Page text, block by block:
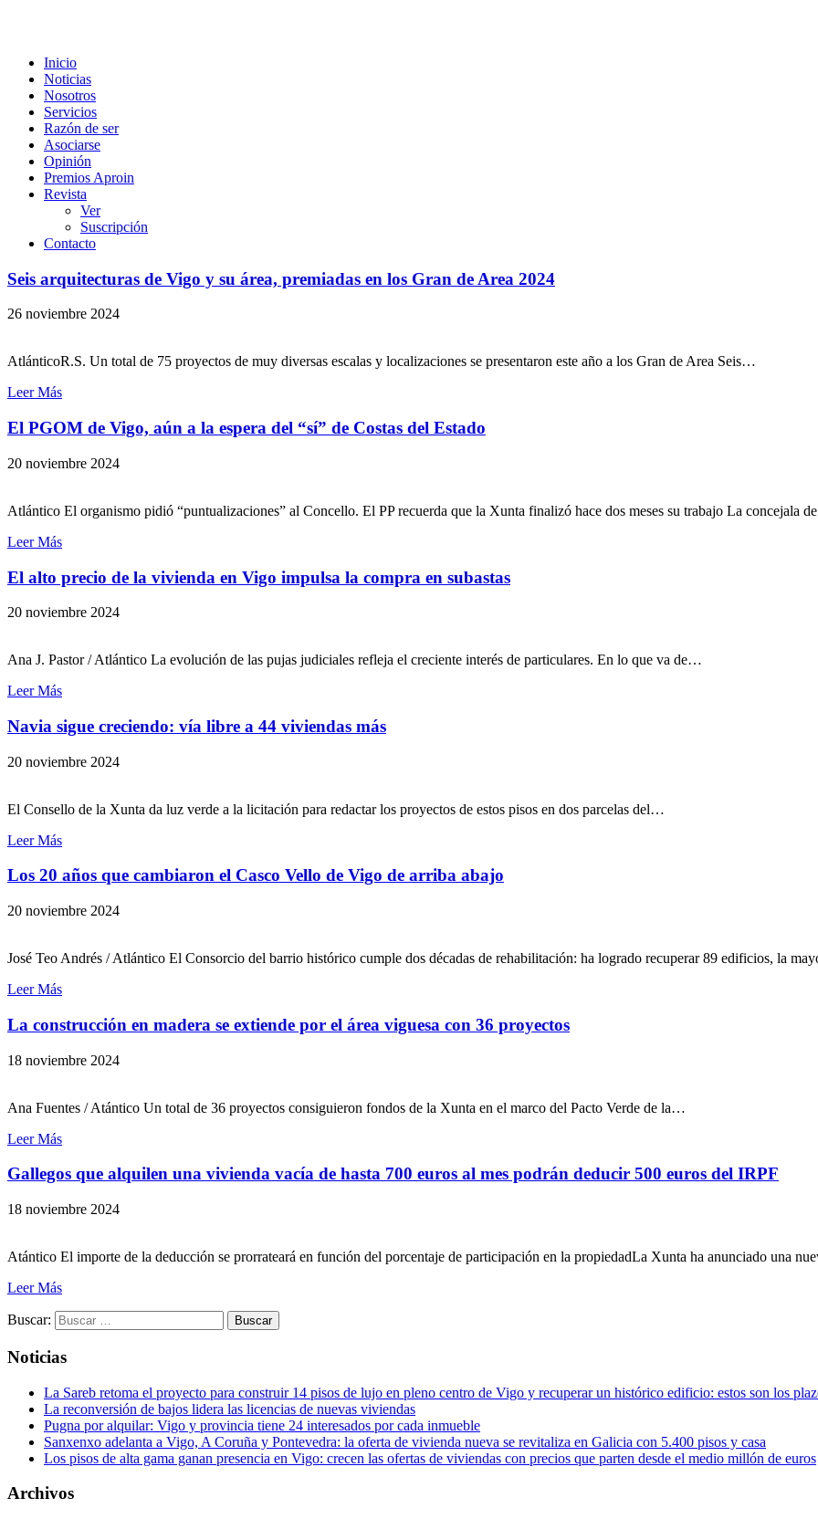
Inicio
Noticias
Nosotros
Servicios
Razón de ser
Asociarse
Opinión
Premios Aproin
Revista
Ver
Suscripción
Contacto
Seis arquitecturas de Vigo y su área, premiadas en los Gran de Area 2024
26 noviembre 2024
AtlánticoR.S. Un total de 75 proyectos de muy diversas escalas y localizaciones se presentaron este año a los Gran de Area Seis…
Leer Más
El PGOM de Vigo, aún a la espera del “sí” de Costas del Estado
20 noviembre 2024
Atlántico El organismo pidió “puntualizaciones” al Concello. El PP recuerda que la Xunta finalizó hace dos meses su trabajo La concejala
Leer Más
El alto precio de la vivienda en Vigo impulsa la compra en subastas
20 noviembre 2024
Ana J. Pastor / Atlántico La evolución de las pujas judiciales refleja el creciente interés de particulares. En lo que va de…
Leer Más
Navia sigue creciendo: vía libre a 44 viviendas más
20 noviembre 2024
El Consello de la Xunta da luz verde a la licitación para redactar los proyectos de estos pisos en dos parcelas del…
Leer Más
Los 20 años que cambiaron el Casco Vello de Vigo de arriba abajo
20 noviembre 2024
José Teo Andrés / Atlántico El Consorcio del barrio histórico cumple dos décadas de rehabilitación: ha logrado recuperar 89 edificios, la
Leer Más
La construcción en madera se extiende por el área viguesa con 36 proyectos
18 noviembre 2024
Ana Fuentes / Atántico Un total de 36 proyectos consiguieron fondos de la Xunta en el marco del Pacto Verde de la…
Leer Más
Gallegos que alquilen una vivienda vacía de hasta 700 euros al mes podrán deducir 500 euros del IRPF
18 noviembre 2024
Atántico El importe de la deducción se prorrateará en función del porcentaje de participación en la propiedadLa Xunta ha anunciado una
Leer Más
Buscar:
Noticias
La Sareb retoma el proyecto para construir 14 pisos de lujo en pleno centro de Vigo y recuperar un histórico edificio: estos son los
La reconversión de bajos lidera las licencias de nuevas viviendas
Pugna por alquilar: Vigo y provincia tiene 24 interesados por cada inmueble
Sanxenxo adelanta a Vigo, A Coruña y Pontevedra: la oferta de vivienda nueva se revitaliza en Galicia con 5.400 pisos y casa
Los pisos de alta gama ganan presencia en Vigo: crecen las ofertas de viviendas con precios que parten desde el medio millón de euros
Archivos